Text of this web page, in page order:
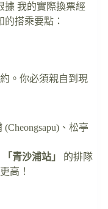
據 我的實際換票經
搭乘要點：
。你必須親自到現
、松亭
「青沙浦站」
的排隊
高！